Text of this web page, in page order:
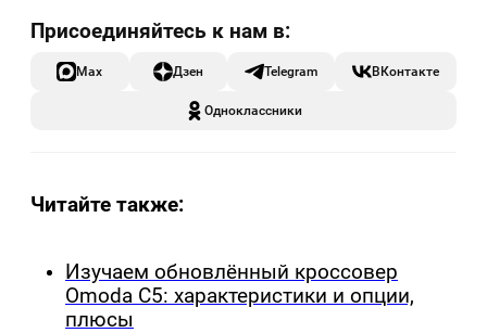
Max Дзен Telegram ВКонтакте
Одноклассники
Читайте также:
Изучаем обновлённый кроссовер
Omoda C5: характеристики и опции,
плюсы